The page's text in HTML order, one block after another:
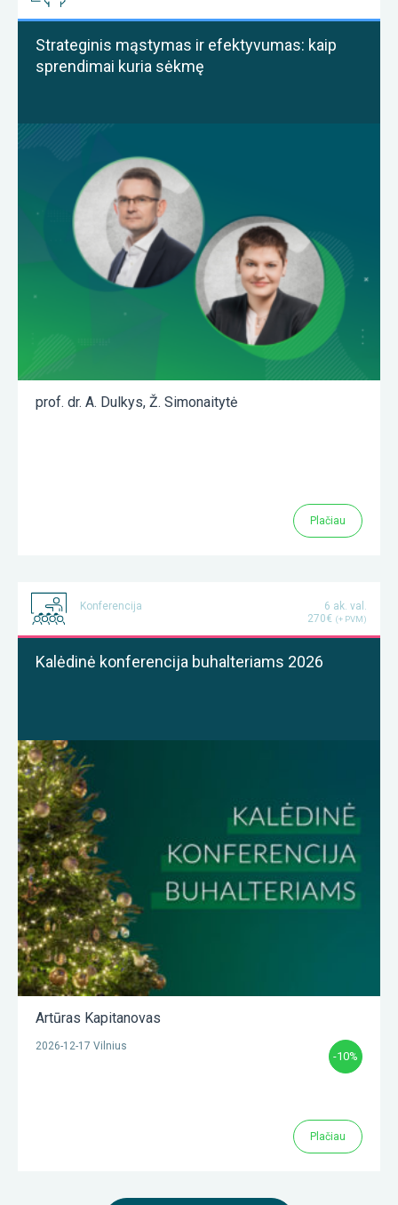
Strateginis mąstymas ir efektyvumas: kaip
sprendimai kuria sėkmę
prof. dr. A. Dulkys, Ž. Simonaitytė
Plačiau
Konferencija
6 ak. val.
270€ (+ PVM)
Kalėdinė konferencija buhalteriams 2026
Artūras Kapitanovas
2026-12-17 Vilnius
-10%
Plačiau